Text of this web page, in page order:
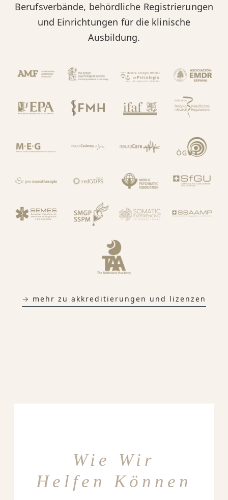
Berufsverbände, behördliche Registrierungen
und Einrichtungen für die klinische
Ausbildung.
→ mehr zu akkreditierungen und lizenzen
Wie Wir
Helfen Können